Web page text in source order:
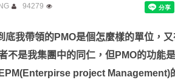
94279
底我帶領的PMO是個怎麼樣的單位，
不是我集團中的同仁，但PMO的功能
project Management)